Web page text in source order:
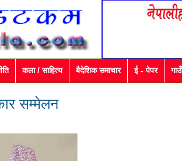
कला / साहित्य बैदेशिक समाचार ई - पेपर
सम्मेलन